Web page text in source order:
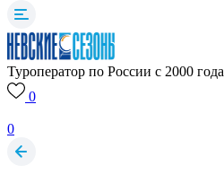
Туроператор по России с 2000 года
0
0